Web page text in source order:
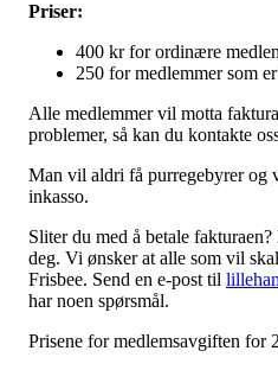
Priser:
400 kr for ordinære
250 for medlemmer som
Alle medlemmer vil motta
problemer, så kan du kontakte
Man vil aldri få purregebyrer og
inkasso.
Sliter du med å betale
deg. Vi ønsker at alle som vil
Frisbee. Send en e-post til
har noen spørsmål.
Prisene for medlemsavgiften for